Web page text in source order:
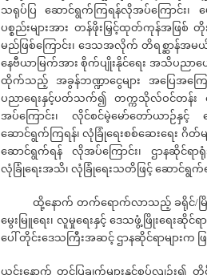
သရုပ်ပြ ဆောင်ရွက်ကြရန်လိုအပ်ကြောင်း၊ မွ
ပစ္စည်းများအား တန်ဖိုးမြှင့်ထုတ်ကုန်အဖြစ်
မည်ဖြစ်ကြောင်း၊ ဒေသအလိုက် တိရစ္ဆာန်အမ
နေဗီယာမြက်အား စိုက်ပျိုးနိုင်ရေး အသိပညာ
ထိုက်သည့် အခွန်ဘဏ္ဍာငွေများ အပြေအကြ
ပညာရေးနှင့်ပတ်သက်၍ တက္ကသိုလ်ဝင်တန်း အေ
အပ်ကြောင်း၊ လိုင်စင်မဲ့မော်တော်ယာဉ်နှင့်
ဆောင်ရွက်ကြရန်၊ လုံခြုံရေးစစ်ဆေးရေး ဂိ
ဆောင်ရွက်ရန် လိုအပ်ကြောင်း၊ ဌာနဆိုင်ရာရုံ
လုံခြုံရေးအသိ၊ လုံခြုံရေးသတိဖြင့် ဆောင်ရွက်
ထို့နောက် တက်ရောက်လာသည့် ခရိုင်/မြိုနယ်စီမံ
မွေးမြူရေး၊ လူမှုရေးနှင့် ဒေသဖွံ့ဖြိုးရေးဆိုင်ရ
ပေါ် တိုင်းဒေသကြီးအဆင့် ဌာနဆိုင်ရာများက
ယင်းနောက် တင်ပြချက်များနှင့်စပ်လျဉ်း၍